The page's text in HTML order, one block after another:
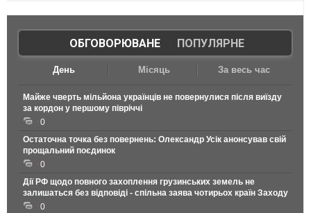
ОБГОВОРЮВАНЕ| ПОПУЛЯРНЕ
День Місяць За весь час
Майже чверть мільйона українців не повернулися після виїзду
за кордон у першому півріччі
0
Остаточна точка без повернень: Олександр Усік анонсував свій
прощальний поєдинок
0
Дії РФ щодо повного захоплення грузинських земель не
залишаться без відповіді - спільна заява чотирьох країн Заходу
0